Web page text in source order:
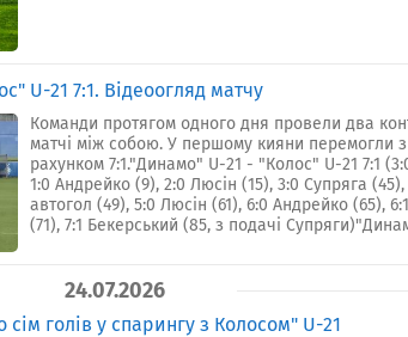
U-21 7:1. Відеоогляд матчу
Команди протягом одного дня провели два
матчі між собою. У першому кияни перемогли з
рахунком 7:1."Динамо" U-21 - "Колос" U-21 7:1
1:0 Андрейко (9), 2:0 Люсін (15), 3:0 Супряга (45),
автогол (49), 5:0 Люсін (61), 6:0 Андрейко (65),
(71), 7:1 Бекерський (85, з подачі
24.07.2026
голів у спарингу з Колосом" U-21